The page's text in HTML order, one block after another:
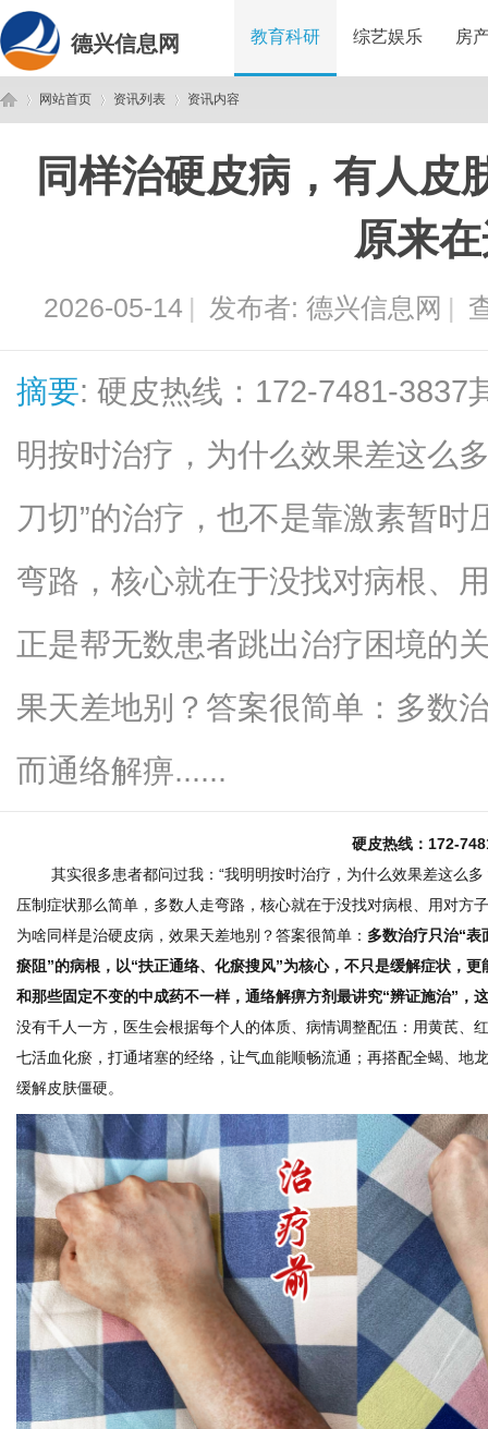
德兴信息网 教育科研 综艺娱乐 房
网站首页 资讯列表
›
资讯内容
同样治硬皮病，有人皮
原来
2026-05-14 | 发布者: 德兴信息网 |
摘要: 硬皮热线：172-7481-3837
明按时治疗，为什么效果差这么
刀切”的治疗，也不是靠激素暂
弯路，核心就在于没找对病根
正是帮无数患者跳出治疗困境的
果天差地别？答案很简单：多数
而通络解痹......
硬皮热线：172-
其实很多患者都问过我：“我明明按时治疗，为什么效果差这么多
压制症状那么简单，多数人走弯路， 核心就在于没找对病根、用对方子
为啥同样是治硬皮病，效果天差地别？答案很简单： 多数治疗只治“表
瘀阻”的病根，以“扶正通络、化瘀搜风”为核心，不只是缓解症状，
和那些固定不变的中成药不一样，通络解痹方剂最讲究“辨证施治”，
没有千人一方，医生会根据每个人的体质、病情调整配伍：用黄芪、
七活血化瘀，打通堵塞的经络，让气血能顺畅流通；再搭配全蝎、地
缓解皮肤僵硬。